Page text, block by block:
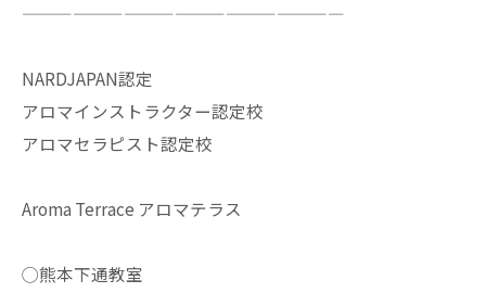
———————————————————
NARDJAPAN認定
アロマインストラクター認定校
アロマセラピスト認定校
Aroma Terrace アロマテラス
◯熊本下通教室